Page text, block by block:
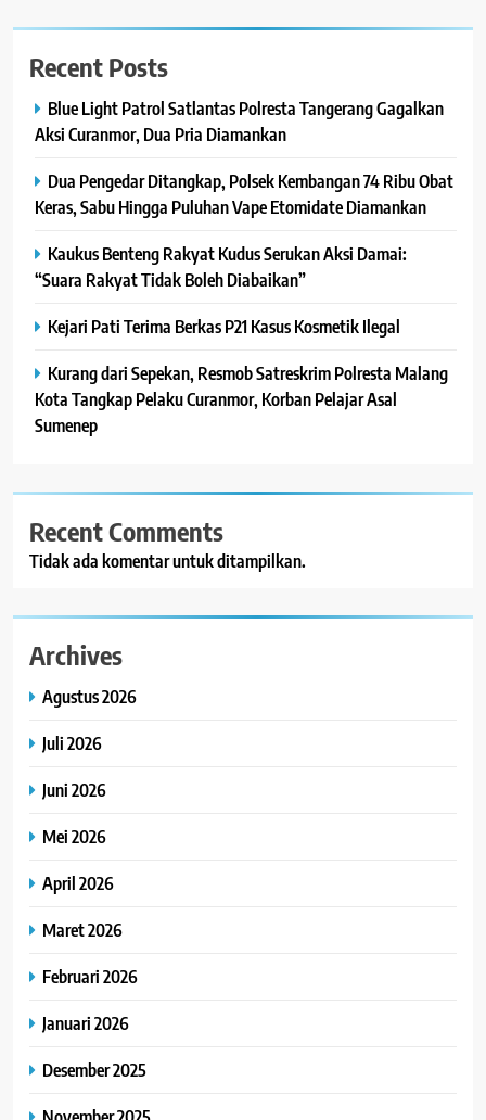
Recent Posts
Blue Light Patrol Satlantas Polresta Tangerang Gagalkan
Aksi Curanmor, Dua Pria Diamankan
Dua Pengedar Ditangkap, Polsek Kembangan 74 Ribu Obat
Keras, Sabu Hingga Puluhan Vape Etomidate Diamankan
Kaukus Benteng Rakyat Kudus Serukan Aksi Damai:
“Suara Rakyat Tidak Boleh Diabaikan”
Kejari Pati Terima Berkas P21 Kasus Kosmetik Ilegal
Kurang dari Sepekan, Resmob Satreskrim Polresta Malang
Kota Tangkap Pelaku Curanmor, Korban Pelajar Asal
Sumenep
Recent Comments
Tidak ada komentar untuk ditampilkan.
Archives
Agustus 2026
Juli 2026
Juni 2026
Mei 2026
April 2026
Maret 2026
Februari 2026
Januari 2026
Desember 2025